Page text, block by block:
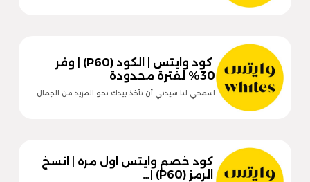
كود وايتس | الكود (P60) | وفر
30% لفترة محدودة
اسمحي لنا سيدتي أن نأخذ بيدك نحو المزيد من الجمال…
كود خصم وايتس اول مره | انسخ
الرمز (P60) |…